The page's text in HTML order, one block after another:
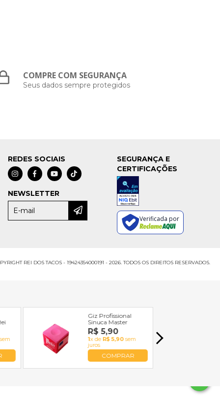
COMPRE COM SEGURANÇA
Seus dados sempre protegidos
REDES SOCIAIS
NEWSLETTER
SEGURANÇA E
CERTIFICAÇÕES
Verificada por
REI DOS TACOS - 19424354000191 - 2026. TODOS OS DIREITOS RESERVADOS.